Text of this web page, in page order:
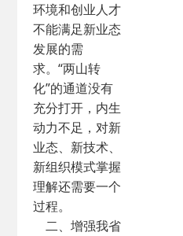
环境和创业人才
不能满足新业态
发展的需
求。“两山转
化”的通道没有
充分打开，内生
动力不足，对新
业态、新技术、
新组织模式掌握
理解还需要一个
过程。
二、增强我省